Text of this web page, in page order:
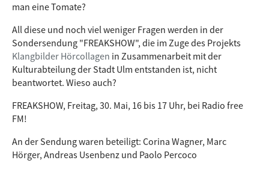
man eine Tomate?
All diese und noch viel weniger Fragen werden in der
Sondersendung "FREAKSHOW", die im Zuge des Projekts
Klangbilder Hörcollagen in Zusammenarbeit mit der
Kulturabteilung der Stadt Ulm entstanden ist, nicht
beantwortet. Wieso auch?
FREAKSHOW, Freitag, 30. Mai, 16 bis 17 Uhr, bei Radio free
FM!
An der Sendung waren beteiligt: Corina Wagner, Marc
Hörger, Andreas Usenbenz und Paolo Percoco